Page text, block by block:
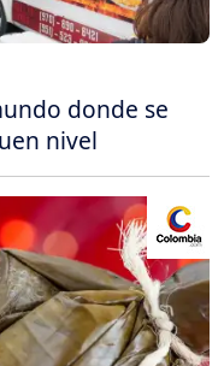
donde se
nivel